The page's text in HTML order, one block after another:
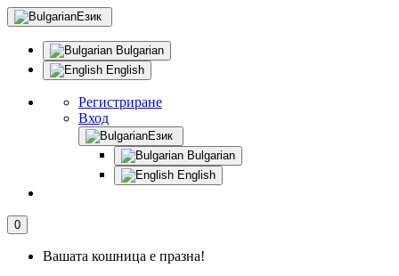
Език
Bulgarian
English
Регистриране
Вход
Език
Bulgarian
English
0
Вашата кошница е празна!